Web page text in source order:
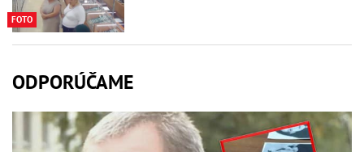
FOTO
ODPORÚČAME